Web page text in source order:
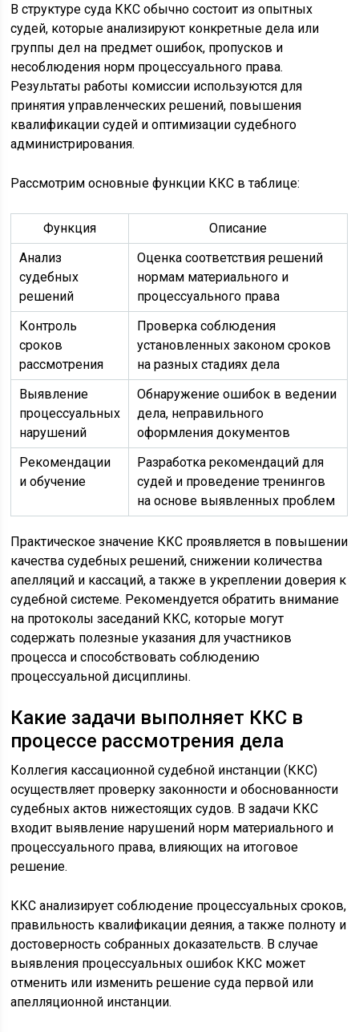
В структуре суда ККС обычно состоит из опытных
судей, которые анализируют конкретные дела или
группы дел на предмет ошибок, пропусков и
несоблюдения норм процессуального права.
Результаты работы комиссии используются для
принятия управленческих решений, повышения
квалификации судей и оптимизации судебного
администрирования.
Рассмотрим основные функции ККС в таблице:
Функция
Описание
Анализ
судебных
решений
Оценка соответствия решений
нормам материального и
процессуального права
Контроль
сроков
рассмотрения
Проверка соблюдения
установленных законом сроков
на разных стадиях дела
Выявление
процессуальных
нарушений
Обнаружение ошибок в ведении
дела, неправильного
оформления документов
Рекомендации
и обучение
Разработка рекомендаций для
судей и проведение тренингов
на основе выявленных проблем
Практическое значение ККС проявляется в повышении
качества судебных решений, снижении количества
апелляций и кассаций, а также в укреплении доверия к
судебной системе. Рекомендуется обратить внимание
на протоколы заседаний ККС, которые могут
содержать полезные указания для участников
процесса и способствовать соблюдению
процессуальной дисциплины.
Какие задачи выполняет ККС в
процессе рассмотрения дела
Коллегия кассационной судебной инстанции (ККС)
осуществляет проверку законности и обоснованности
судебных актов нижестоящих судов. В задачи ККС
входит выявление нарушений норм материального и
процессуального права, влияющих на итоговое
решение.
ККС анализирует соблюдение процессуальных сроков,
правильность квалификации деяния, а также полноту и
достоверность собранных доказательств. В случае
выявления процессуальных ошибок ККС может
отменить или изменить решение суда первой или
апелляционной инстанции.